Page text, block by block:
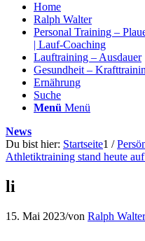
Home
Ralph Walter
Personal Training –
| Lauf-Coaching
Lauftraining – Ausdauer
Gesundheit –
Ernährung
Suche
Menü Menü
News
Du bist hier: Startseite1 /
Athletiktraining stand heute
li
15. Mai 2023/von Ralph Walter